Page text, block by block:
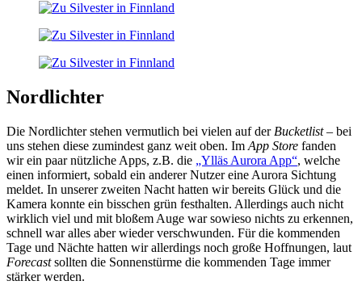
Nordlichter
Die Nordlichter stehen vermutlich bei vielen auf der Bucketlist– bei
uns stehen diese zumindest ganz weit oben. Im App Store fanden
wir ein paar nützliche Apps, z.B. die „Ylläs Aurora App“, welche
einen informiert, sobald ein anderer Nutzer eine Aurora Sichtung
meldet. In unserer zweiten Nacht hatten wir bereits Glück und die
Kamera konnte ein bisschen grün festhalten. Allerdings auch nicht
wirklich viel und mit bloßem Auge war sowieso nichts zu erkennen,
schnell war alles aber wieder verschwunden. Für die kommenden
Tage und Nächte hatten wir allerdings noch große Hoffnungen, laut
Forecastsollten die Sonnenstürme die kommenden Tage immer
stärker werden.